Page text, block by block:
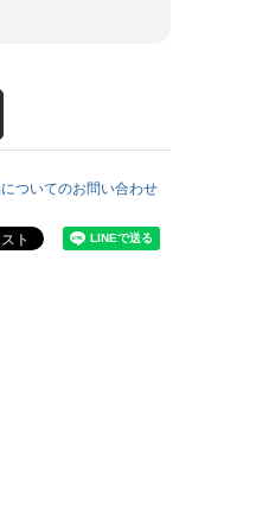
ついてのお問い合わせ